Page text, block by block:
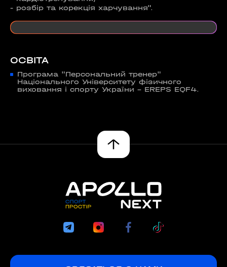
- розбір та корекція харчування".
ОСВІТА
Програма "Персональний тренер"
Національного Університету фізичного
виховання і спорту України - EREPS EQF4.